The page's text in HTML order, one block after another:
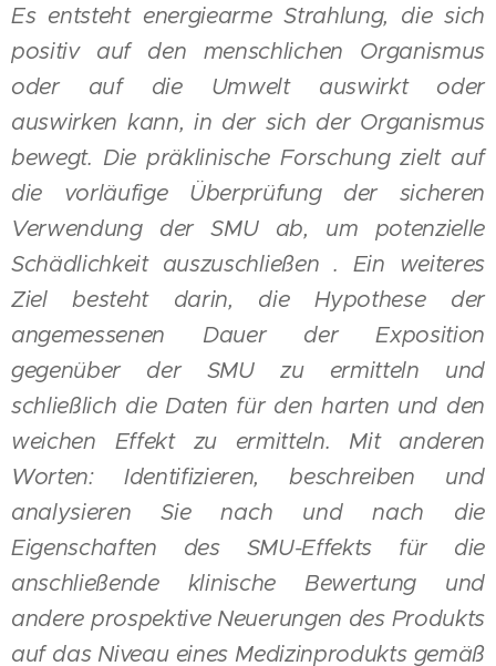
Es entsteht energiearme Strahlung, die sich
positiv auf den menschlichen Organismus
oder auf die Umwelt auswirkt oder
auswirken kann, in der sich der Organismus
bewegt. Die präklinische Forschung zielt auf
die vorläufige Überprüfung der sicheren
Verwendung der SMU ab, um potenzielle
Schädlichkeit auszuschließen . Ein weiteres
Ziel besteht darin, die Hypothese der
angemessenen Dauer der Exposition
gegenüber der SMU zu ermitteln und
schließlich die Daten für den harten und den
weichen Effekt zu ermitteln. Mit anderen
Worten: Identifizieren, beschreiben und
analysieren Sie nach und nach die
Eigenschaften des SMU-Effekts für die
anschließende klinische Bewertung und
andere prospektive Neuerungen des Produkts
auf das Niveau eines Medizinprodukts gemäß